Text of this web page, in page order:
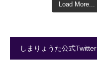
Load More...
しまりょうた公式Twitter